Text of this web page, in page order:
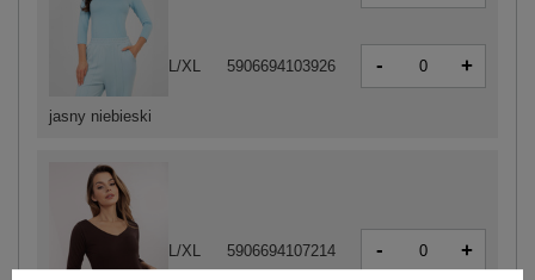
jasny niebieski
L/XL 5906694103926 - +
L/XL 5906694107214 - +